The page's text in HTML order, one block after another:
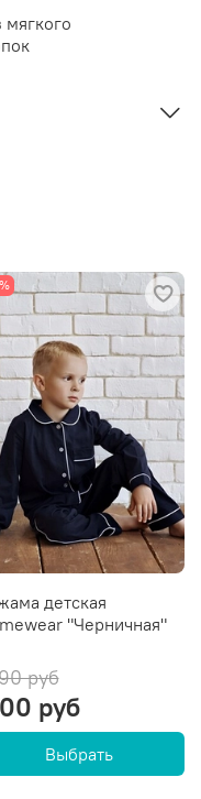
детская
"Черничная"
руб
руб
Выбрать